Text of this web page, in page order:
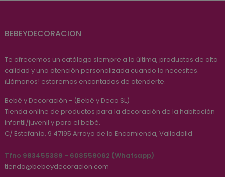
BEBEYDECORACION
Te ofrecemos un catálogo siempre a la última, productos de alta
calidad y una atención personalizada cuando lo necesites.
¡Llámanos! estaremos encantados de atenderte.
Bebé y Decoración - (Bebé y Deco SL)
Tienda online de productos para la decoración de la habitación
infantil/juvenil y para el bebé.
C/ Estefanía, 9 47195 Arroyo de la Encomienda, Valladolid
Tfno 983455389 - 608559062 (Whatsapp)
tienda@bebeydecoracion.com